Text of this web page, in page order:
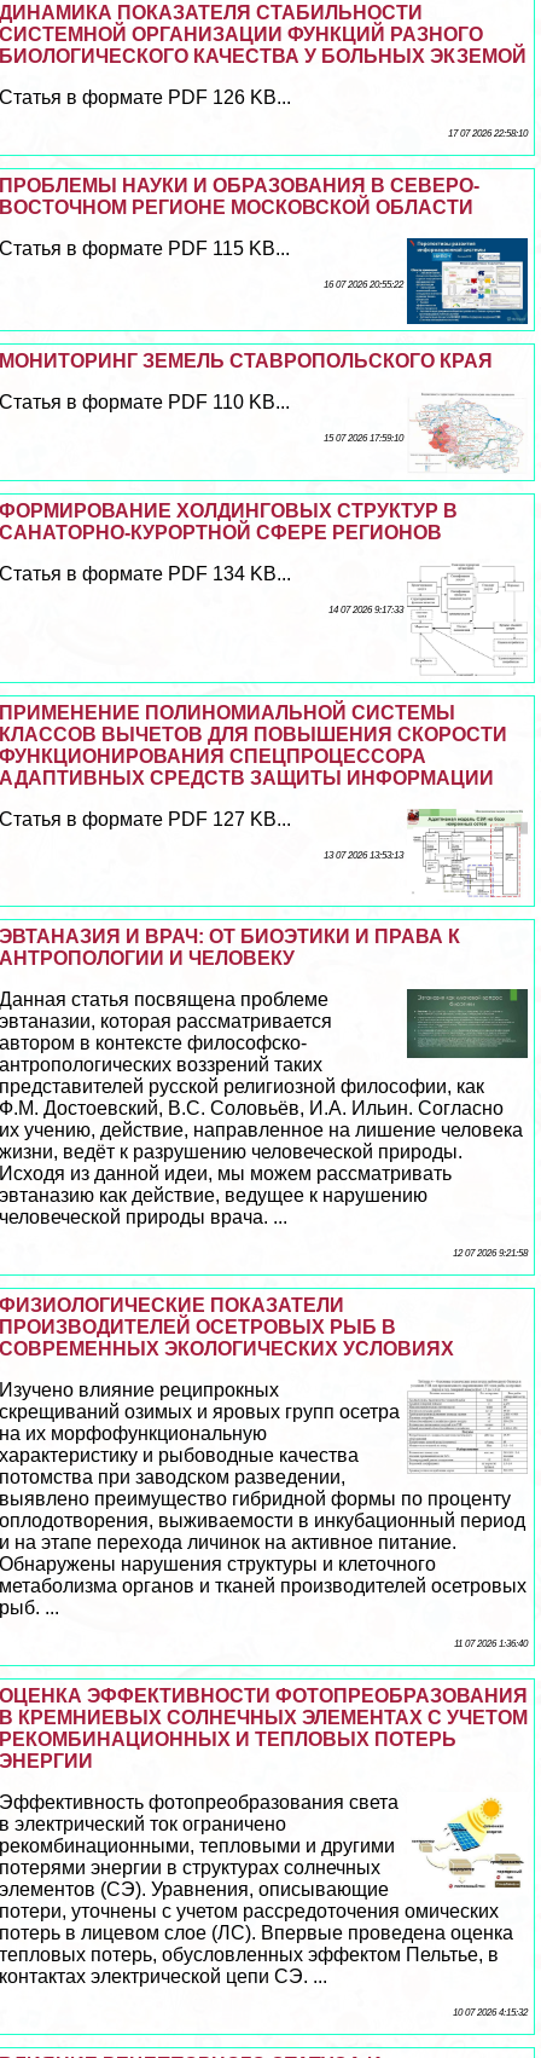
ДИНАМИКА ПОКАЗАТЕЛЯ СТАБИЛЬНОСТИ
СИСТЕМНОЙ ОРГАНИЗАЦИИ ФУНКЦИЙ РАЗНОГО
БИОЛОГИЧЕСКОГО КАЧЕСТВА У БОЛЬНЫХ ЭКЗЕМОЙ
Статья в формате PDF 126 KB...
17 07 2026 22:58:10
ПРОБЛЕМЫ НАУКИ И ОБРАЗОВАНИЯ В СЕВЕРО-
ВОСТОЧНОМ РЕГИОНЕ МОСКОВСКОЙ ОБЛАСТИ
Статья в формате PDF 115 KB...
16 07 2026 20:55:22
МОНИТОРИНГ ЗЕМЕЛЬ СТАВРОПОЛЬСКОГО КРАЯ
Статья в формате PDF 110 KB...
15 07 2026 17:59:10
ФОРМИРОВАНИЕ ХОЛДИНГОВЫХ СТРУКТУР В
САНАТОРНО-КУРОРТНОЙ СФЕРЕ РЕГИОНОВ
Статья в формате PDF 134 KB...
14 07 2026 9:17:33
ПРИМЕНЕНИЕ ПОЛИНОМИАЛЬНОЙ СИСТЕМЫ
КЛАССОВ ВЫЧЕТОВ ДЛЯ ПОВЫШЕНИЯ СКОРОСТИ
ФУНКЦИОНИРОВАНИЯ СПЕЦПРОЦЕССОРА
АДАПТИВНЫХ СРЕДСТВ ЗАЩИТЫ ИНФОРМАЦИИ
Статья в формате PDF 127 KB...
13 07 2026 13:53:13
ЭВТАНАЗИЯ И ВРАЧ: ОТ БИОЭТИКИ И ПРАВА К
АНТРОПОЛОГИИ И ЧЕЛОВЕКУ
Данная статья посвящена проблеме
эвтаназии, которая рассматривается
автором в контексте философско-
антропологических воззрений таких
представителей русской религиозной философии, как
Ф.М. Достоевский, В.С. Соловьёв, И.А. Ильин. Согласно
их учению, действие, направленное на лишение человека
жизни, ведёт к разрушению человеческой природы.
Исходя из данной идеи, мы можем рассматривать
эвтаназию как действие, ведущее к нарушению
человеческой природы врача. ...
12 07 2026 9:21:58
ФИЗИОЛОГИЧЕСКИЕ ПОКАЗАТЕЛИ
ПРОИЗВОДИТЕЛЕЙ ОСЕТРОВЫХ РЫБ В
СОВРЕМЕННЫХ ЭКОЛОГИЧЕСКИХ УСЛОВИЯХ
Изучено влияние реципрокных
скрещиваний озимых и яровых групп осетра
на их морфофункциональную
хаpaктеристику и рыбоводные качества
потомства при заводском разведении,
выявлено преимущество гибридной формы по проценту
оплодотворения, выживаемости в инкубационный период
и на этапе перехода личинок на активное питание.
Обнаружены нарушения структуры и клеточного
метаболизма органов и тканей производителей осетровых
рыб. ...
11 07 2026 1:36:40
ОЦЕНКА ЭФФЕКТИВНОСТИ ФОТОПРЕОБРАЗОВАНИЯ
В КРЕМНИЕВЫХ СОЛНЕЧНЫХ ЭЛЕМЕНТАХ С УЧЕТОМ
РЕКОМБИНАЦИОННЫХ И ТЕПЛОВЫХ ПОТЕРЬ
ЭНЕРГИИ
Эффективность фотопреобразования света
в электрический ток ограничено
рекомбинационными, тепловыми и другими
потерями энергии в структурах солнечных
элементов (СЭ). Уравнения, описывающие
потери, уточнены с учетом рассредоточения омических
потерь в лицевом слое (ЛС). Впервые проведена оценка
тепловых потерь, обусловленных эффектом Пельтье, в
контактах электрической цепи СЭ. ...
10 07 2026 4:15:32